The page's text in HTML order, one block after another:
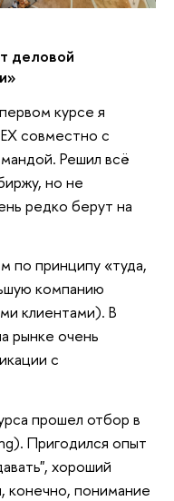
деловой
курсе я
совместно с
Решил всё
но не
редко берут на
по принципу «туда,
компанию
клиентами). В
рынке очень
с
прошел отбор в
Пригодился опыт
хороший
конечно, понимание